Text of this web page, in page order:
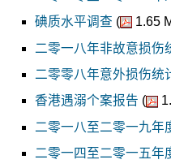
碘质水平调查 (
1.65
二零一八年非故意损伤
二零零八年意外损伤统
香港遇溺个案报告 (
二零一八至二零一九年
二零一四至二零一五年